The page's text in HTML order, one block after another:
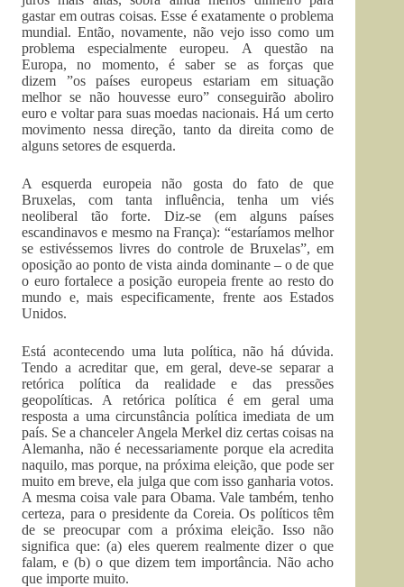
gastar em outras coisas. Esse é exatamente o problema
mundial. Então, novamente, não vejo isso como um
problema especialmente europeu. A questão na
Europa, no momento, é saber se as forças que
dizem ”os países europeus estariam em situação
melhor se não houvesse euro” conseguirão aboliro
euro e voltar para suas moedas nacionais. Há um certo
movimento nessa direção, tanto da direita como de
alguns setores de esquerda.
A esquerda europeia não gosta do fato de que
Bruxelas, com tanta influência, tenha um viés
neoliberal tão forte. Diz-se (em alguns países
escandinavos e mesmo na França): “estaríamos melhor
se estivéssemos livres do controle de Bruxelas”, em
oposição ao ponto de vista ainda dominante – o de que
o euro fortalece a posição europeia frente ao resto do
mundo e, mais especificamente, frente aos Estados
Unidos.
Está acontecendo uma luta política, não há dúvida.
Tendo a acreditar que, em geral, deve-se separar a
retórica política da realidade e das pressões
geopolíticas. A retórica política é em geral uma
resposta a uma circunstância política imediata de um
país. Se a chanceler Angela Merkel diz certas coisas na
Alemanha, não é necessariamente porque ela acredita
naquilo, mas porque, na próxima eleição, que pode ser
muito em breve, ela julga que com isso ganharia votos.
A mesma coisa vale para Obama. Vale também, tenho
certeza, para o presidente da Coreia. Os políticos têm
de se preocupar com a próxima eleição. Isso não
significa que: (a) eles querem realmente dizer o que
falam, e (b) o que dizem tem importância. Não acho
que importe muito.